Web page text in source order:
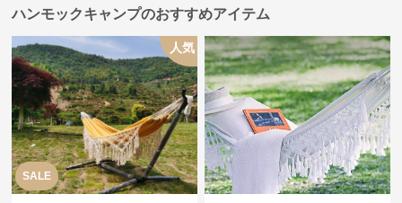
ハンモックキャンプのおすすめアイテム
SALE
人気